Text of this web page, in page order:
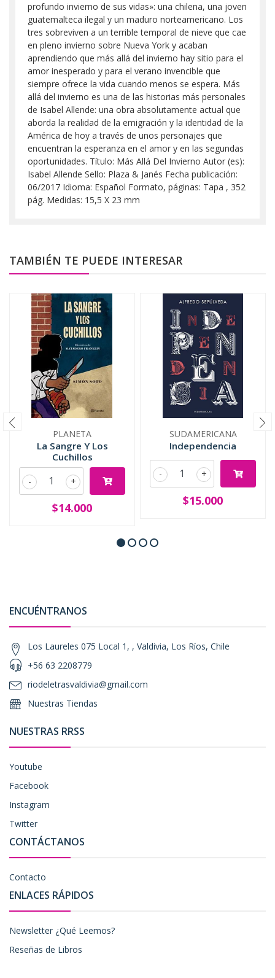
profundo invierno de sus vidas»: una chilena, una joven
guatemalteca ilegal y un maduro norteamericano. Los
tres sobreviven a un terrible temporal de nieve que cae
en pleno invierno sobre Nueva York y acaban
aprendiendo que más allá del invierno hay sitio para el
amor inesperado y para el verano invencible que
siempre ofrece la vida cuando menos se espera. Más
allá del invierno es una de las historias más personales
de Isabel Allende: una obra absolutamente actual que
aborda la realidad de la emigración y la identidad de la
América de hoy a través de unos personajes que
encuentran la esperanza en el amor y en las segundas
oportunidades. Título: Más Allá Del Invierno Autor (es):
Isabel Allende Sello: Plaza & Janés Fecha publicación:
06/2017 Idioma: Español Formato, páginas: Tapa , 352
pág. Medidas: 15,5 X 23 mm
TAMBIÉN TE PUEDE INTERESAR
PLANETA
La Sangre Y Los
Cuchillos
+
-
$14.000
SUDAMERICANA
Independencia
+
-
$15.000
ENCUÉNTRANOS
Los Laureles 075 Local 1, , Valdivia, Los Ríos, Chile
+56 63 2208779
riodeletrasvaldivia@gmail.com
Nuestras Tiendas
NUESTRAS RRSS
Youtube
Facebook
Instagram
Twitter
CONTÁCTANOS
Contacto
ENLACES RÁPIDOS
Newsletter ¿Qué Leemos?
Reseñas de Libros